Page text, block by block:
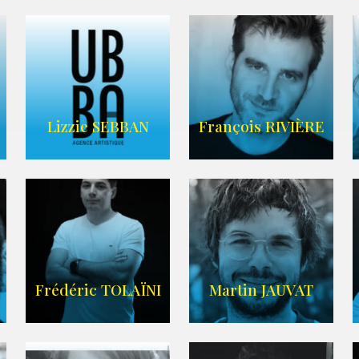
FRANCE
CASCADE
AGENCE VMA
Lizzie SEBBAN
AGENCE UBBA
François RIVIÈRE
LIEN IMDB
Frédéric TOLAÏNI Martin JAUVAT